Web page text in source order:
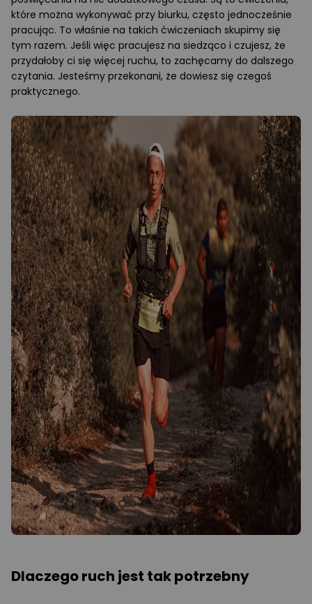
które można wykonywać przy biurku, często jednocześnie
pracując. To właśnie na takich ćwiczeniach skupimy się
tym razem. Jeśli więc pracujesz na siedząco i czujesz, że
przydałoby ci się więcej ruchu, to zachęcamy do dalszego
czytania. Jesteśmy przekonani, że dowiesz się czegoś
praktycznego.
Dlaczego ruch jest tak potrzebny